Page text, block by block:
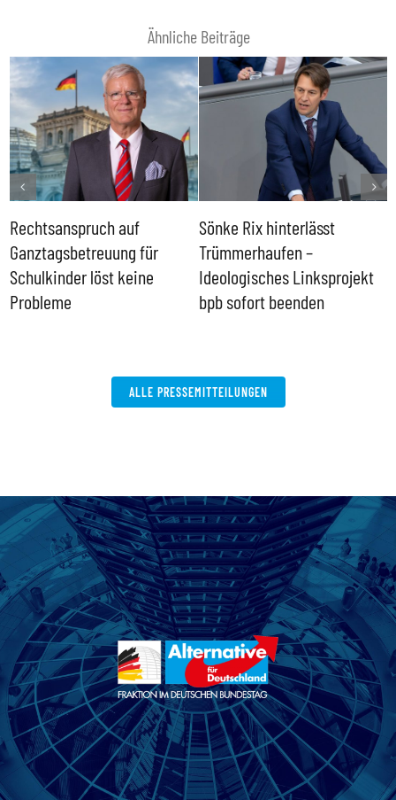
Ähnliche Beiträge
Rechtsanspruch auf
Ganztagsbetreuung für
Schulkinder löst keine
Probleme
Sönke Rix hinterlässt
Trümmerhaufen –
Ideologisches Linksprojekt
bpb sofort beenden
ALLE PRESSEMITTEILUNGEN